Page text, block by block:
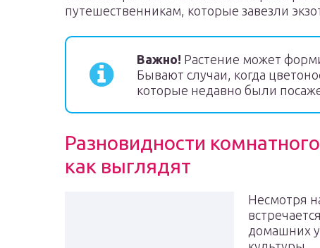
путешественникам, которые завезли
Важно! Растение может
Бывают случаи, когда
которые недавно были
Разновидности
как выглядят
Несмотря
домашних